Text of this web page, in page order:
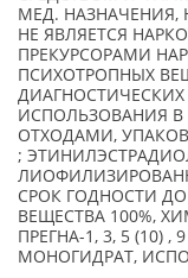
МЕД.
НЕ ЯВЛЯЕТСЯ
ПРЕКУРСОРАМИ
ПСИХОТРОПНЫХ
ДИАГНОСТИЧЕСКИХ
ИСПОЛЬЗОВАНИЯ В
ОТХОДАМИ,
;
СРОК ГОДНОСТИ
ВЕЩЕСТВА 100%,
ПРЕГНА-1, 3, 5 (10) ,
МОНОГИДРАТ,